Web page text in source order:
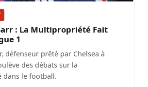
: La Multipropriété Fait
1
défenseur prêté par Chelsea à
des débats sur la
le football.